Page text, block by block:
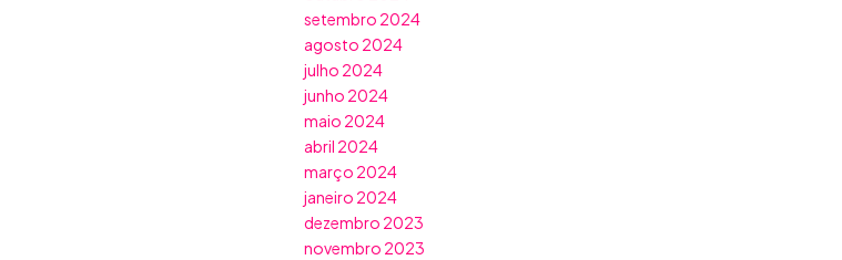
setembro 2024
agosto 2024
julho 2024
junho 2024
maio 2024
abril 2024
março 2024
janeiro 2024
dezembro 2023
novembro 2023